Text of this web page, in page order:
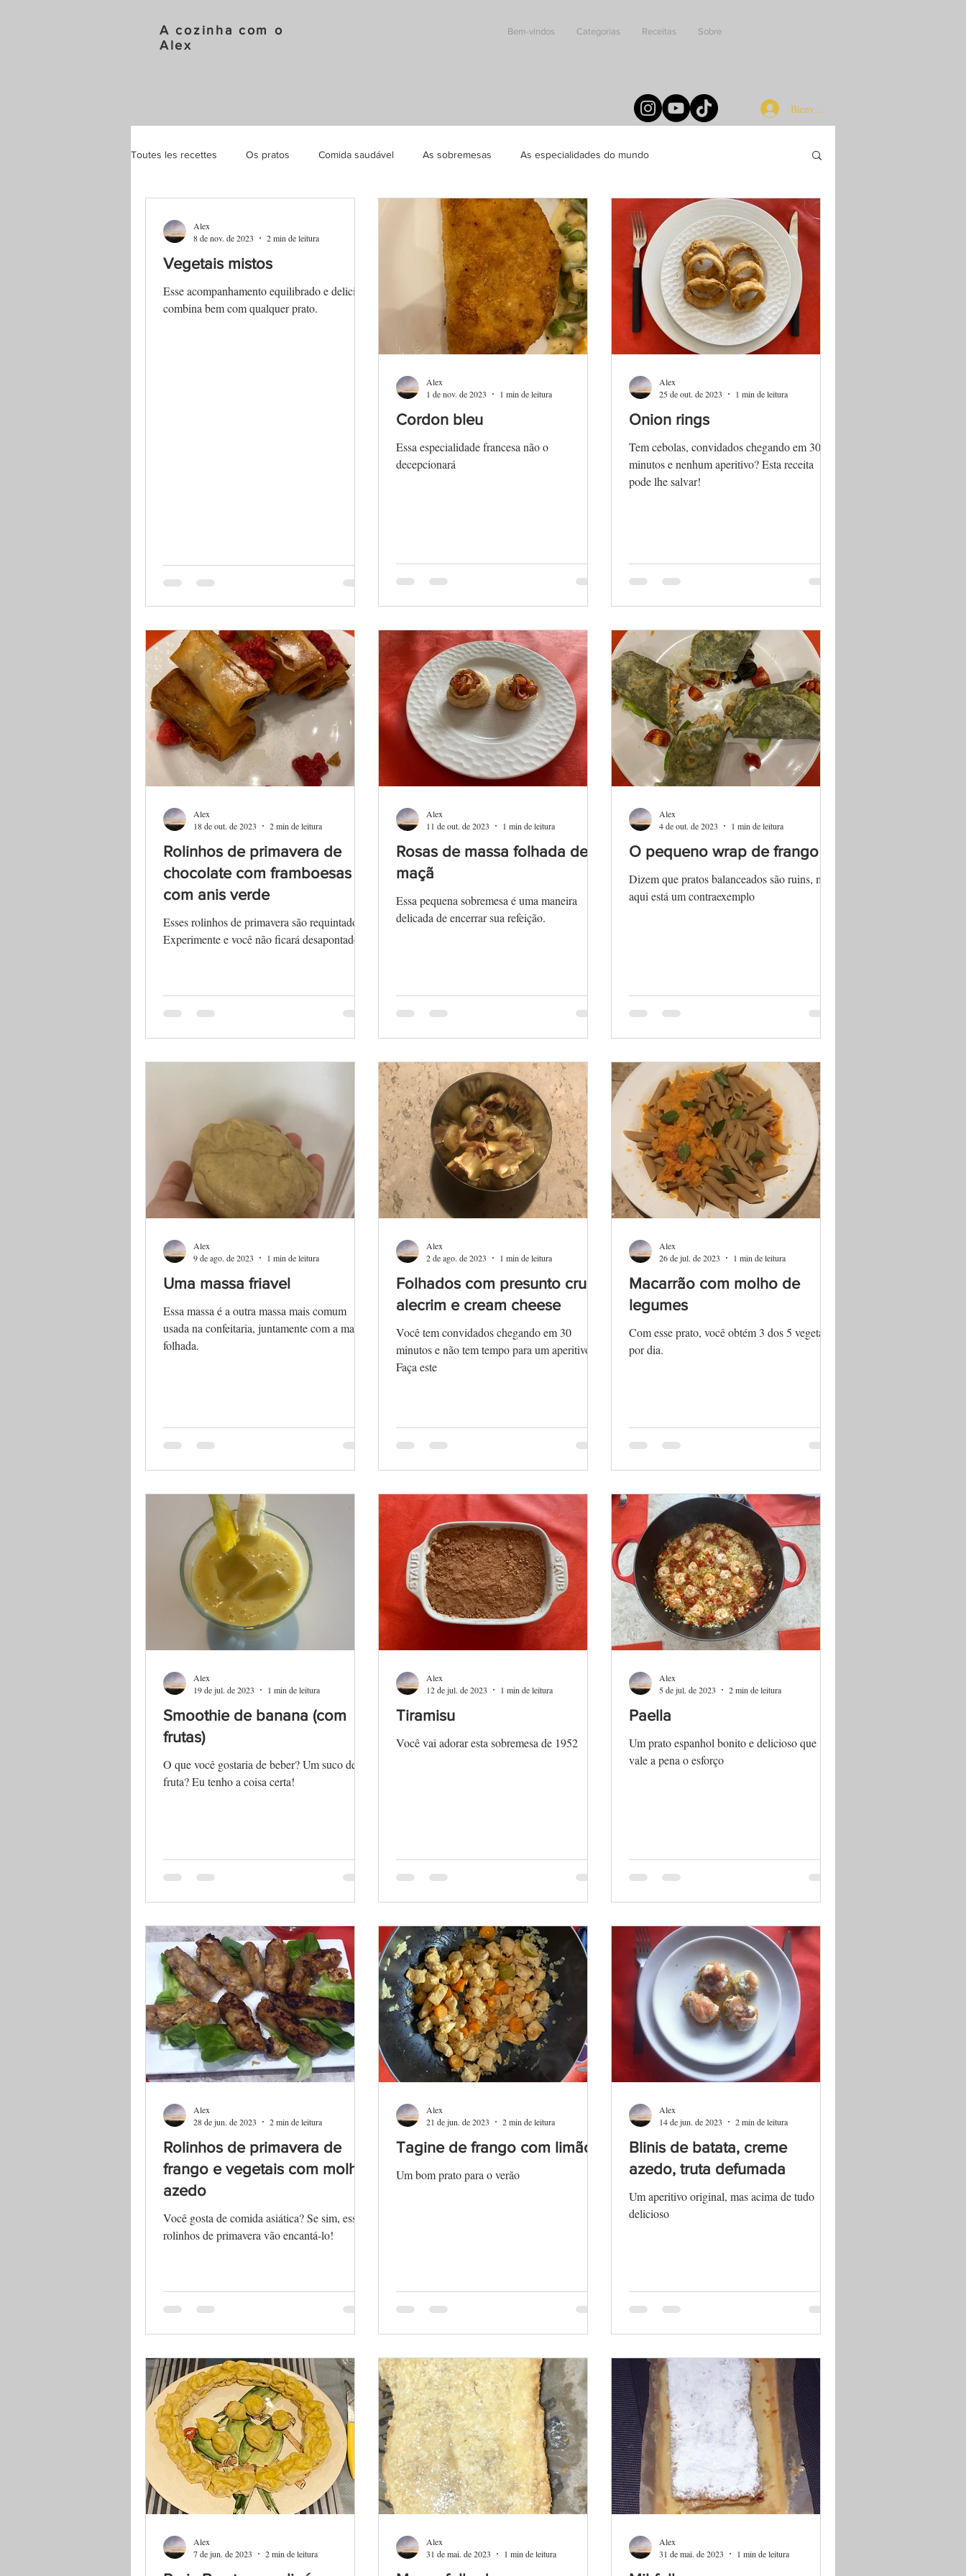
A cozinha com o
Alex
Bem-vindos Categorias Receitas Sobre
Bienvenue chez les cuistots
Toutes les recettes Os pratos Comida saudável As sobremesas As especialidades do mundo
Vegetais mistos
Esse acompanhamento equilibrado e delicioso
combina bem com qualquer prato.
Alex
8 de nov. de 2023
2 min de leitura
Cordon bleu
Essa especialidade francesa não o
decepcionará
Alex
1 de nov. de 2023
1 min de leitura
Onion rings
Tem cebolas, convidados chegando em 30
minutos e nenhum aperitivo? Esta receita
pode lhe salvar!
Alex
25 de out. de 2023
1 min de leitura
Rolinhos de primavera de
chocolate com framboesas
com anis verde
Esses rolinhos de primavera são requintados!
Experimente e você não ficará desapontado.
Alex
18 de out. de 2023
2 min de leitura
Rosas de massa folhada de
maçã
Essa pequena sobremesa é uma maneira
delicada de encerrar sua refeição.
Alex
11 de out. de 2023
1 min de leitura
O pequeno wrap de frango
Dizem que pratos balanceados são ruins, mas
aqui está um contraexemplo
Alex
4 de out. de 2023
1 min de leitura
Uma massa friavel
Essa massa é a outra massa mais comum
usada na confeitaria, juntamente com a massa
folhada.
Alex
9 de ago. de 2023
1 min de leitura
Folhados com presunto cru,
alecrim e cream cheese
Você tem convidados chegando em 30
minutos e não tem tempo para um aperitivo?
Faça este
Alex
2 de ago. de 2023
1 min de leitura
Macarrão com molho de
legumes
Com esse prato, você obtém 3 dos 5 vegetais
por dia.
Alex
26 de jul. de 2023
1 min de leitura
Smoothie de banana (com
frutas)
O que você gostaria de beber? Um suco de
fruta? Eu tenho a coisa certa!
Alex
19 de jul. de 2023
1 min de leitura
Tiramisu
Você vai adorar esta sobremesa de 1952
Alex
12 de jul. de 2023
1 min de leitura
Paella
Um prato espanhol bonito e delicioso que
vale a pena o esforço
Alex
5 de jul. de 2023
2 min de leitura
Rolinhos de primavera de
frango e vegetais com molho
azedo
Você gosta de comida asiática? Se sim, esses
rolinhos de primavera vão encantá-lo!
Alex
28 de jun. de 2023
2 min de leitura
Tagine de frango com limão
Um bom prato para o verão
Alex
21 de jun. de 2023
2 min de leitura
Blinis de batata, creme
azedo, truta defumada
Um aperitivo original, mas acima de tudo
delicioso
Alex
14 de jun. de 2023
2 min de leitura
Alex
7 de jun. de 2023
2 min de leitura
Alex
31 de mai. de 2023
1 min de leitura
Alex
31 de mai. de 2023
1 min de leitura